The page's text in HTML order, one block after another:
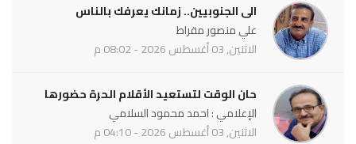
الى الجنوبيين.. زمانك يعرفك بالناس
علي منصور مقراط
الاثنين, 03 أغسطس 2026 - 08:02 م
حان الوقت لتستعيد الأقلام الحرة حضورها
الإعلامي : احمد محمود السلامي
الاثنين, 03 أغسطس 2026 - 04:10 م